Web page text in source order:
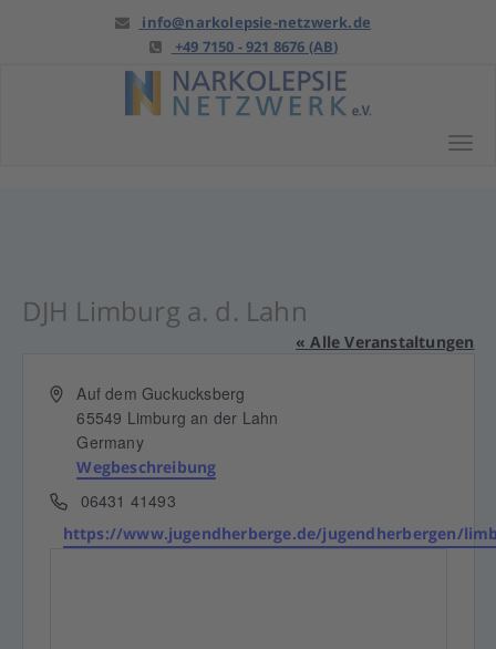
info@narkolepsie-netzwerk.de
+49 7150 - 921 8676 (AB)
DJH Limburg a. d. Lahn
« Alle Veranstaltungen
AdresseAuf dem Guckucksberg
65549 Limburg an der Lahn
Germany
Wegbeschreibung
Telefon06431 41493
Webseite
https://www.jugendherberge.de/jugendherbergen/